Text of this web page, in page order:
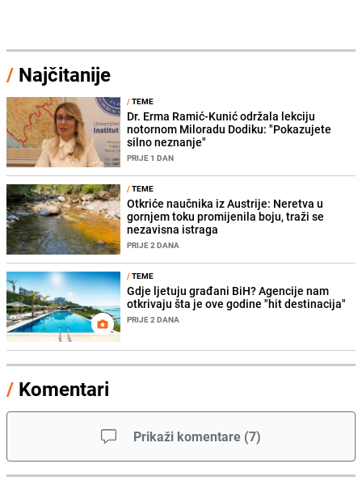
/ Najčitanije
/TEME
Dr. Erma Ramić-Kunić održala lekciju
notornom Miloradu Dodiku: "Pokazujete
silno neznanje"
PRIJE 1 DAN
/TEME
Otkriće naučnika iz Austrije: Neretva u
gornjem toku promijenila boju, traži se
nezavisna istraga
PRIJE 2 DANA
/TEME
Gdje ljetuju građani BiH? Agencije nam
otkrivaju šta je ove godine "hit destinacija"
PRIJE 2 DANA
/ Komentari
Prikaži komentare (7)